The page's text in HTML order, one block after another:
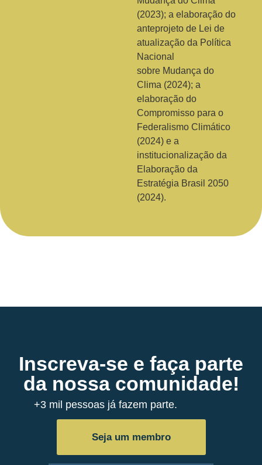
(2023); a elaboração do
anteprojeto de Lei de
atualização da Política
Nacional
sobre Mudança do
Clima (2024); a
elaboração do
Compromisso para o
Federalismo Climático
(2024) e a
institucionalização da
Elaboração da
Estratégia Brasil 2050
(2024).
Inscreva-se e faça parte
da nossa comunidade!
+3 mil pessoas já fazem parte.
Seja um membro